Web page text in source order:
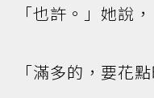
「也許。」她說
「滿多的，要花